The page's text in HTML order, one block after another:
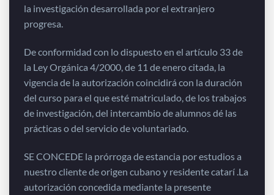
la investigación desarrollada por el extranjero
progresa.
De conformidad con lo dispuesto en el artículo 33 de
la Ley Orgánica 4/2000, de 11 de enero citada, la
vigencia de la autorización coincidirá con la duración
del curso para el que esté matriculado, de los trabajos
de investigación, del intercambio de alumnos dé las
prácticas o del servicio de voluntariado.
SE CONCEDE la prórroga de estancia por estudios a
nuestro cliente de origen cubano y residente catarí .La
autorización concedida mediante la presente